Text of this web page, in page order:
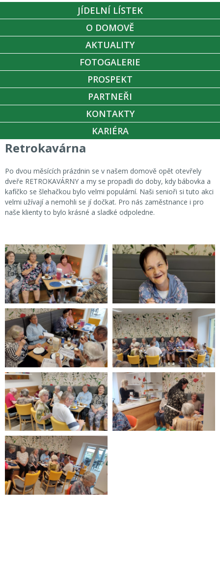
JÍDELNÍ LÍSTEK
O DOMOVĚ
AKTUALITY
FOTOGALERIE
PROSPEKT
PARTNEŘI
KONTAKTY
KARIÉRA
Retrokavárna
Po dvou měsících prázdnin se v našem domově opět otevřely
dveře RETROKAVÁRNY a my se propadli do doby, kdy bábovka a
kafíčko se šlehačkou bylo velmi populární. Naši senioři si tuto akci
velmi užívají a nemohli se jí dočkat. Pro nás zaměstnance i pro
naše klienty to bylo krásné a sladké odpoledne.